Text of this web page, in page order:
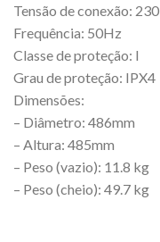
Tensão de conexão:
Frequência: 50Hz
Classe de proteção: I
Grau de proteção: IPX4
Dimensões:
– Diâmetro: 486mm
– Altura: 485mm
– Peso (vazio): 11.8 kg
– Peso (cheio): 49.7 kg